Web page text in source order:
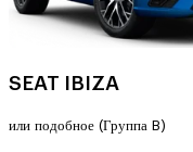
SEAT IBIZA
или подобное (Группа B)